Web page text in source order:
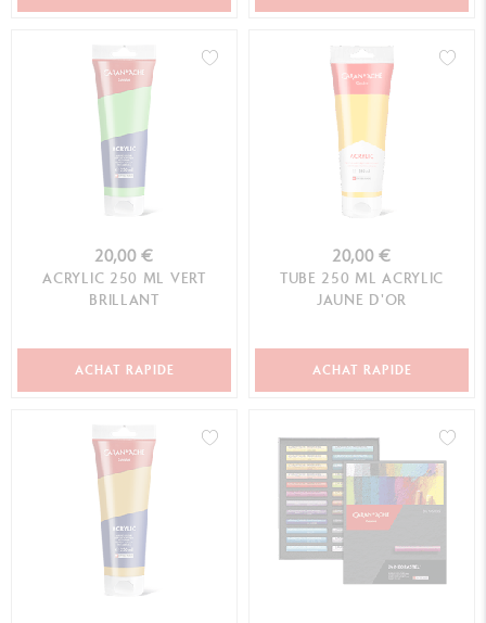
20,00 €
ACRYLIC 250 ML VERT
BRILLANT
ACHAT RAPIDE
20,00 €
TUBE 250 ML ACRYLIC
JAUNE D'OR
ACHAT RAPIDE